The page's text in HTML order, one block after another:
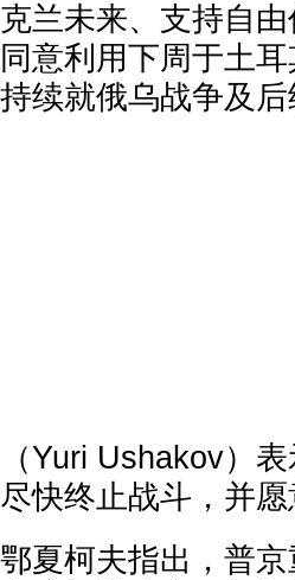
克兰未来、支持自
同意利用下周于土
持续就俄乌战争及
（Yuri Ushakov）
尽快终止战斗，并
鄂夏柯夫指出，普